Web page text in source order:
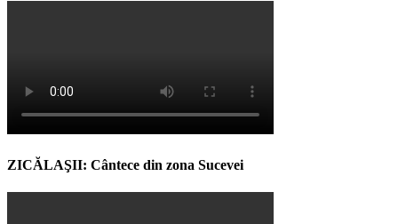
ZICĂLAŞII: Cântece din zona Sucevei